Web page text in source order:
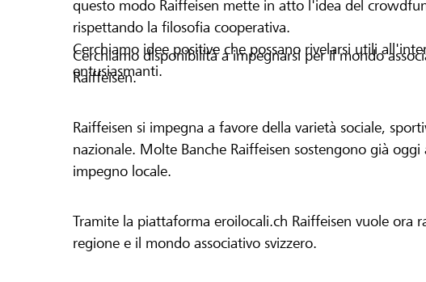
questo modo Raiffeisen mette in atto l'idea del
rispettando la filosofia cooperativa.
Cerchiamo idee positive che possano rivelarsi utili
entusiasmanti.
Cerchiamo disponibilità a impegnarsi per il mondo
Raiffeisen.
Raiffeisen si impegna a favore della varietà sociale,
nazionale. Molte Banche Raiffeisen sostengono già
impegno locale.
Tramite la piattaforma eroilocali.ch Raiffeisen vuole ora
regione e il mondo associativo svizzero.